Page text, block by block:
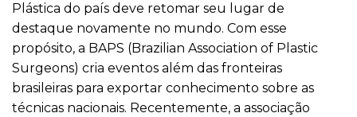
Plástica do país deve retomar seu lugar de
destaque novamente no mundo. Com esse
propósito, a BAPS (Brazilian Association of Plastic
Surgeons) cria eventos além das fronteiras
brasileiras para exportar conhecimento sobre as
técnicas nacionais. Recentemente, a associação